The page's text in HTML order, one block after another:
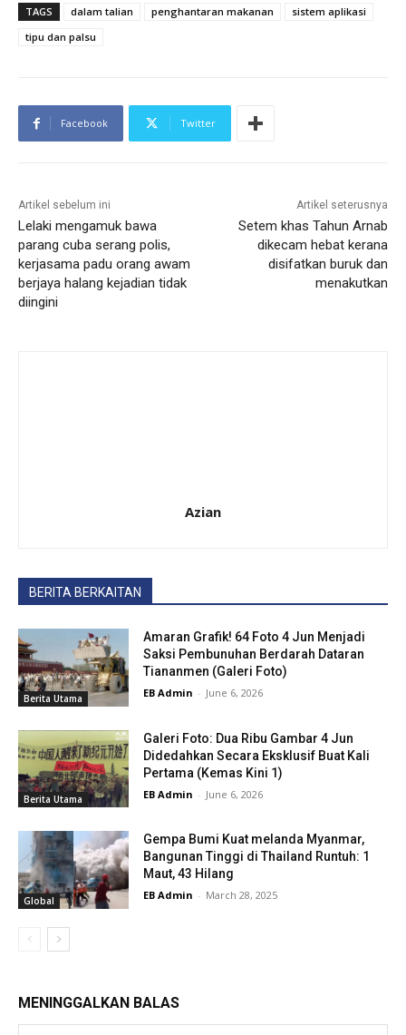
TAGS dalam talian penghantaran makanan
sistem aplikasi
tipu dan palsu
Facebook Twitter
Artikel sebelum ini
Lelaki mengamuk bawa
parang cuba serang polis,
kerjasama padu orang awam
berjaya halang kejadian tidak
diingini
Artikel seterusnya
Setem khas Tahun Arnab
dikecam hebat kerana
disifatkan buruk dan
menakutkan
Azian
BERITA BERKAITAN
Berita Utama
Amaran Grafik! 64 Foto 4 Jun Menjadi
Saksi Pembunuhan Berdarah Dataran
Tiananmen (Galeri Foto)
EB Admin - June 6, 2026
Berita Utama
Galeri Foto: Dua Ribu Gambar 4 Jun
Didedahkan Secara Eksklusif Buat Kali
Pertama (Kemas Kini 1)
EB Admin - June 6, 2026
Global
Gempa Bumi Kuat melanda Myanmar,
Bangunan Tinggi di Thailand Runtuh: 1
Maut, 43 Hilang
EB Admin - March 28, 2025
MENINGGALKAN BALAS